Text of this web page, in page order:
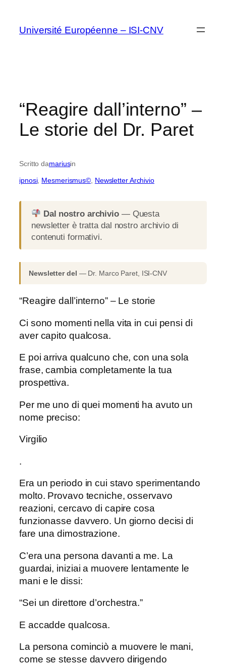
contenuto
Université Européenne – ISI-CNV
“Reagire dall’interno” –
Le storie del Dr. Paret
Scritto damariusin
ipnosi, Mesmerismus© Newsletter Archivio
Dal nostro archivio— Questa
newsletter è tratta dal nostro archivio di
contenuti formativi.
Newsletter del — Dr. Marco Paret, ISI-CNV
“Reagire dall’interno” – Le storie
Ci sono momenti nella vita in cui pensi di
aver capito qualcosa.
E poi arriva qualcuno che, con una sola
frase, cambia completamente la tua
prospettiva.
Per me uno di quei momenti ha avuto un
nome preciso:
Virgilio
.
Era un periodo in cui stavo sperimentando
molto. Provavo tecniche, osservavo
reazioni, cercavo di capire cosa
funzionasse davvero. Un giorno decisi di
fare una dimostrazione.
C’era una persona davanti a me. La
guardai, iniziai a muovere lentamente le
mani e le dissi:
“Sei un direttore d’orchestra.”
E accadde qualcosa.
La persona cominciò a muovere le mani,
come se stesse davvero dirigendo